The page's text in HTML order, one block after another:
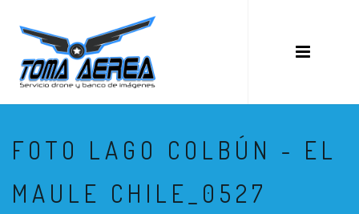
FOTO LAGO COLBÚN - EL
MAULE CHILE_0527